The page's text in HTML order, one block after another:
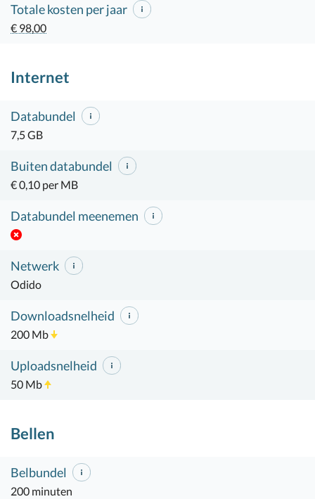
Totale kosten per jaar
€ 98,00
Internet
Databundel
7,5 GB
Buiten databundel
€ 0,10 per MB
Databundel meenemen
Netwerk
Odido
Downloadsnelheid
200 Mb
Uploadsnelheid
50 Mb
Bellen
Belbundel
200 minuten